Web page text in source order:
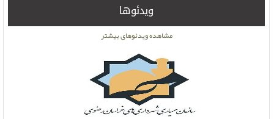
ویدئوها
مشاهده ویدئوهای بیشتر